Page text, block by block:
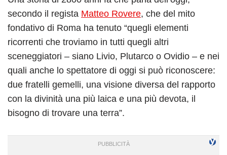
secondo il regista Matteo Rovere, che del mito
fondativo di Roma ha tenuto “quegli elementi
ricorrenti che troviamo in tutti quegli altri
sceneggiatori – siano Livio, Plutarco o Ovidio – e nei
quali anche lo spettatore di oggi si può riconoscere:
due fratelli gemelli, una visione diversa del rapporto
con la divinità una più laica e una più devota, il
bisogno di trovare una terra”.